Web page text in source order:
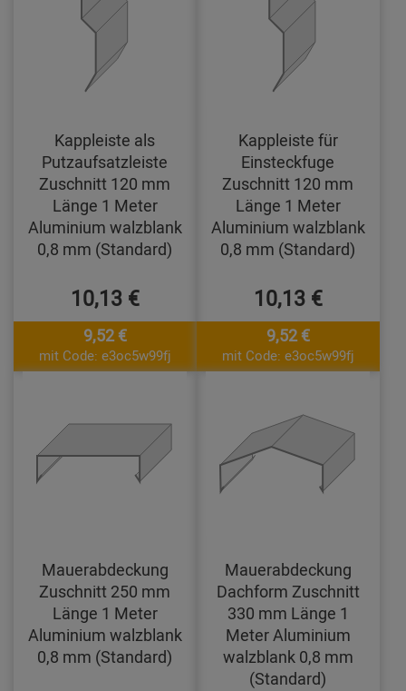
Kappleiste als
Putzaufsatzleiste
Zuschnitt 120 mm
Länge 1 Meter
Aluminium walzblank
0,8 mm (Standard)
10,13 €
9,52 €
mit Code: e3oc5w99fj
Kappleiste für
Einsteckfuge
Zuschnitt 120 mm
Länge 1 Meter
Aluminium walzblank
0,8 mm (Standard)
10,13 €
9,52 €
mit Code: e3oc5w99fj
Mauerabdeckung
Zuschnitt 250 mm
Länge 1 Meter
Aluminium walzblank
0,8 mm (Standard)
Mauerabdeckung
Dachform Zuschnitt
330 mm Länge 1
Meter Aluminium
walzblank 0,8 mm
(Standard)